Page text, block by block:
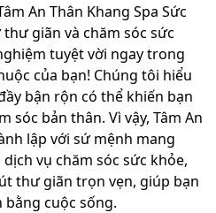
An Thân Khang Spa Sức
thư giãn và chăm sóc sức
tuyệt vời ngay trong
của bạn! Chúng tôi hiểu
bận rộn có thể khiến bạn
sóc bản thân. Vì vậy, Tâm An
lập với sứ mệnh mang
vụ chăm sóc sức khỏe,
thư giãn trọn vẹn, giúp bạn
cuộc sống.